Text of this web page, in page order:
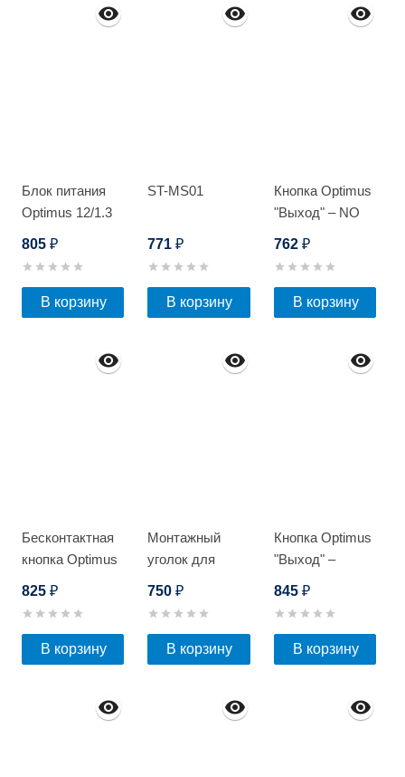
Блок питания
Optimus 12/1.3
805 ₽
В корзину
ST-MS01
771₽
В корзину
Кнопка Optimus
"Выход" – NO
762 ₽
В корзину
Бесконтактная
кнопка Optimus
825 ₽
В корзину
Монтажный
уголок для
750₽
В корзину
Кнопка Optimus
"Выход" –
845 ₽
В корзину